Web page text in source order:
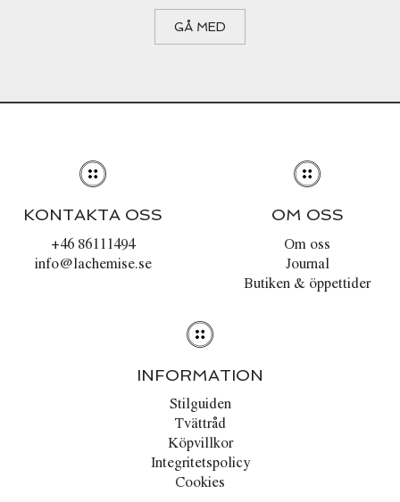
GÅ MED
KONTAKTA OSS
+46 86111494
info@lachemise.se
OM OSS
Om oss
Journal
Butiken & öppettider
INFORMATION
Stilguiden
Tvättråd
Köpvillkor
Integritetspolicy
Cookies